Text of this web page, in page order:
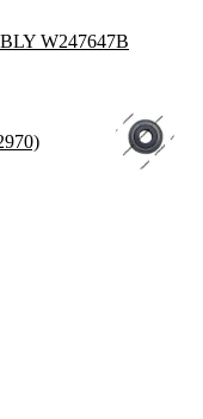
W247647B